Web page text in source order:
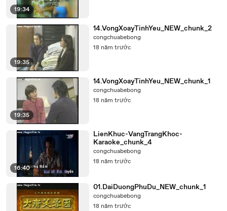
19:34
19:35
14.VongXoayTinhYeu_NEW_chunk_2
congchuabebong
18 năm trước
19:35
14.VongXoayTinhYeu_NEW_chunk_1
congchuabebong
18 năm trước
16:40
LienKhuc-VangTrangKhoc-
Karaoke_chunk_4
congchuabebong
18 năm trước
01.DaiDuongPhuDu_NEW_chunk_1
congchuabebong
18 năm trước